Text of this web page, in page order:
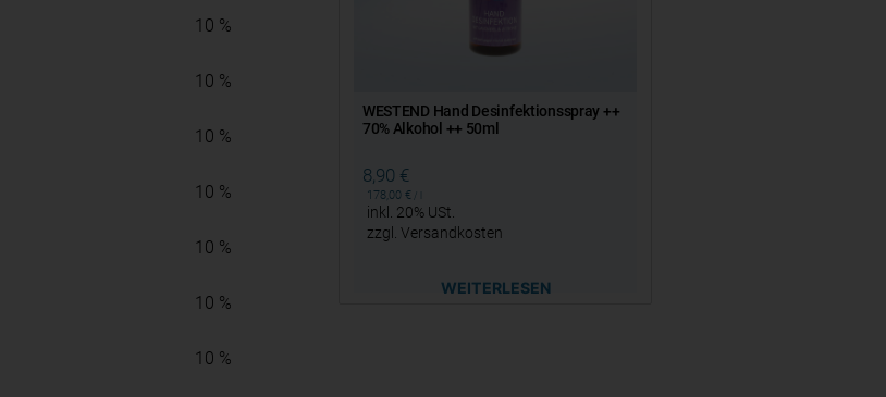
10 %
10 %
10 %
10 %
10 %
10 %
10 %
WESTEND Hand Desinfektionsspray ++
70% Alkohol ++ 50ml
8,90 €
178,00 €
inkl. 20% USt.
zzgl. Versandkosten
WEITERLESEN